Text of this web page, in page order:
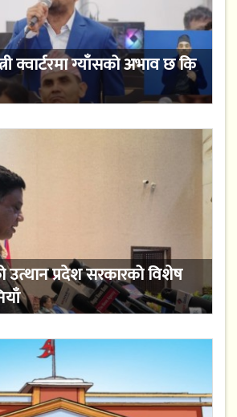
क्वार्टरमा ग्याँसको अभाव छ कि
उत्थान प्रदेश सरकारको विशेष